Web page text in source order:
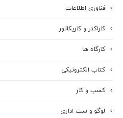
فناوری اطلاعات
کاراکتر و کاریکاتور
کارگاه ها
کتاب الکترونیکی
کسب و کار
لوگو و ست اداری